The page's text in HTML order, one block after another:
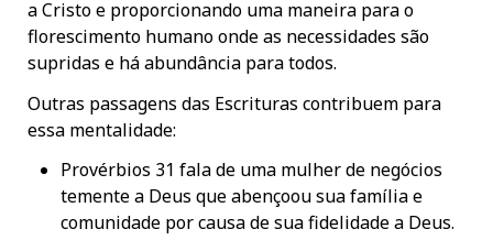
a Cristo e proporcionando uma maneira para o
florescimento humano onde as necessidades são
supridas e há abundância para todos.
Outras passagens das Escrituras contribuem para
essa mentalidade:
Provérbios 31 fala de uma mulher de negócios
temente a Deus que abençoou sua família e
comunidade por causa de sua fidelidade a Deus.